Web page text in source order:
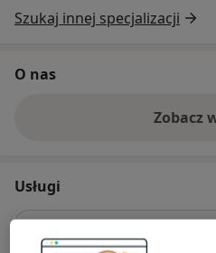
Szukaj innej specjalizacji
O nas
Zobacz
Usługi